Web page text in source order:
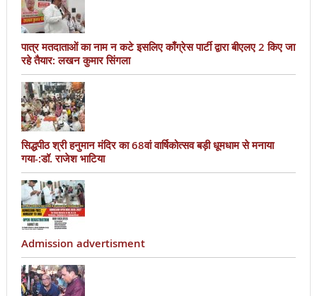
पात्र मतदाताओं का नाम न कटे इसलिए काँग्रेस पार्टी द्वारा बीएलए 2 किए जा
रहे तैयार: लखन कुमार सिंगला
सिद्धपीठ श्री हनुमान मंदिर का 68वां वार्षिकोत्सव बड़ी धूमधाम से मनाया
गया-:डॉ. राजेश भाटिया
Admission advertisment